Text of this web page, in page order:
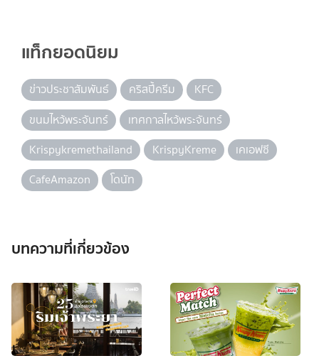
แท็กยอดนิยม
ข่าวประชาสัมพันธ์ คริสปี้ครีม
KFC
ขนมไหว้พระจันทร์
เทศกาลไหว้พระจันทร์
Krispykremethailand
KrispyKreme
เคเอฟซี
CafeAmazon
โดนัท
บทความที่เกี่ยวข้อง